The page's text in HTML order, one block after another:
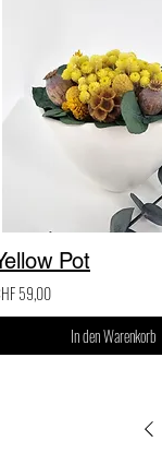
Pot
59,00
In den Warenkorb